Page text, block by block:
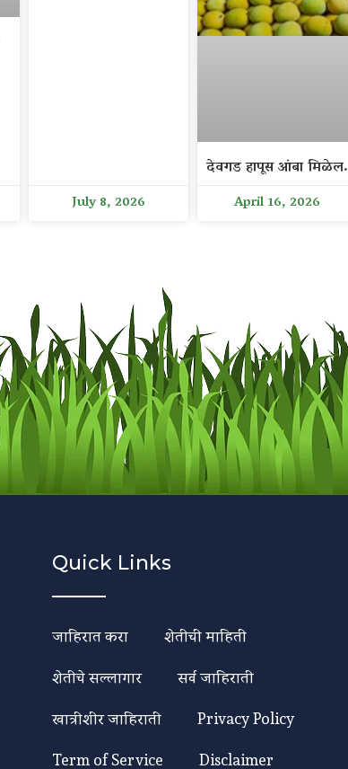
July 8, 2026
देवगड हापूस आंबा मिळेल.
April 16, 2026
Quick Links
जाहिरात करा
शेतीची माहिती
शेतीचे सल्लागार
सर्व जाहिराती
खात्रीशीर जाहिराती
Privacy Policy
Term of Service
Disclaimer